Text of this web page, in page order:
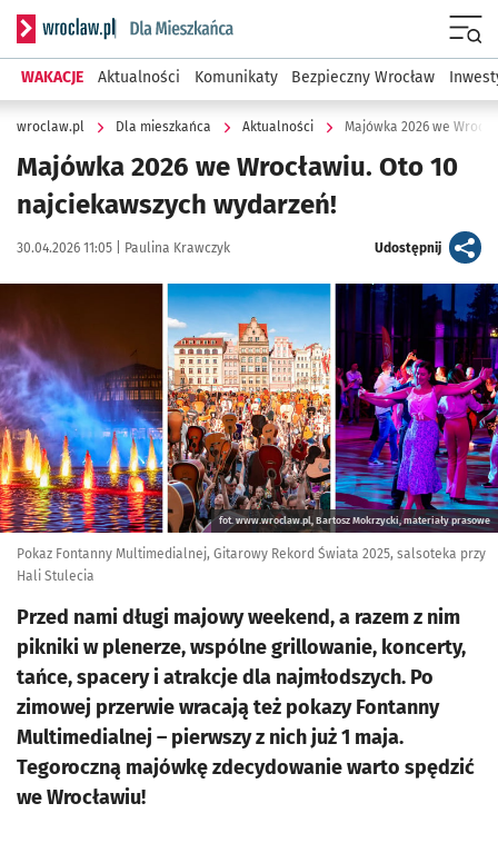
Serwis informacyjny wroclaw.pl podserwis: Dla mieszkańca
WAKACJE Aktualności Komunikaty Bezpieczny Wrocław
wroclaw.pl Dla mieszkańca Aktualności Majówka 2026 we
Majówka 2026 we Wrocławiu. Oto 10
najciekawszych wydarzeń!
Data publikacji:
30.04.2026 11:05 | Autor:
Paulina Krawczyk Udostępnijartykuł
Kliknij, aby powiększyć
fot. www.wroclaw.pl, Bartosz Mokrzycki, materiały prasowe
Pokaz Fontanny Multimedialnej, Gitarowy Rekord Świata 2025, salsoteka przy
Hali Stulecia
Przed nami długi majowy weekend, a razem z nim
pikniki w plenerze, wspólne grillowanie, koncerty,
tańce, spacery i atrakcje dla najmłodszych. Po
zimowej przerwie wracają też pokazy Fontanny
Multimedialnej – pierwszy z nich już 1 maja.
Tegoroczną majówkę zdecydowanie warto spędzić
we Wrocławiu!